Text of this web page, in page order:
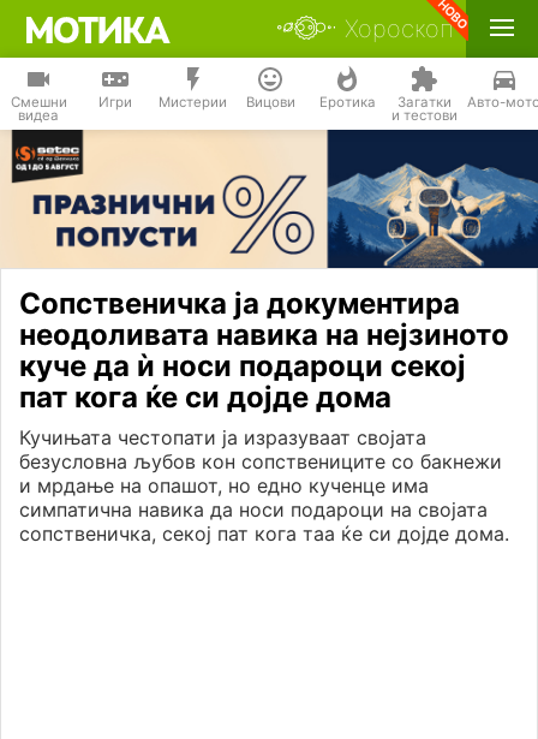
Хороскоп
Смешни
видеа
Игри Мистерии Вицови Еротика Загатки
и тестови
Авто-
Сопственичка ја документира
неодоливата навика на нејзиното
куче да ѝ носи подароци секој
пат кога ќе си дојде дома
Кучињата честопати ја изразуваат својата
безусловна љубов кон сопствениците со бакнежи
и мрдање на опашот, но едно кученце има
симпатична навика да носи подароци на својата
сопственичка, секој пат кога таа ќе си дојде дома.